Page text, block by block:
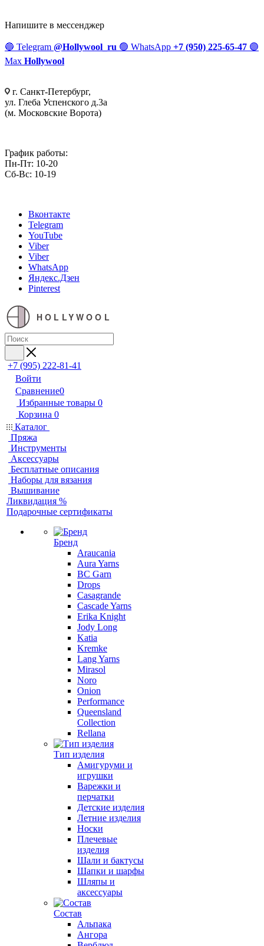
Напишите в мессенджер
🔵 Telegram @Hollywool_ru 🟢 WhatsApp +7 (950) 225-65-47 🟣
Max Hollywool
г. Санкт-Петербург,
ул. Глеба Успенского д.3а
(м. Московские Ворота)
График работы:
Пн-Пт: 10-20
Сб-Вс: 10-19
Вконтакте
Telegram
YouTube
Viber
Viber
WhatsApp
Яндекс.Дзен
Pinterest
HOLLYWOOL
+7 (995) 222-81-41
Войти
Сравнение0
Избранные товары 0
Корзина 0
Каталог
Пряжа
Инструменты
Аксессуары
Бесплатные описания
Наборы для вязания
Вышивание
Ликвидация %
Подарочные сертификаты
Бренд
Araucania
Aura Yarns
BC Garn
Drops
Casagrande
Cascade Yarns
Erika Knight
Jody Long
Katia
Kremke
Lang Yarns
Mirasol
Noro
Onion
Performance
Queensland
Collection
Rellana
Тип изделия
Амигуруми и
игрушки
Варежки и
перчатки
Детские изделия
Летние изделия
Носки
Плечевые
изделия
Шали и бактусы
Шапки и шарфы
Шляпы и
аксессуары
Состав
Альпака
Ангора